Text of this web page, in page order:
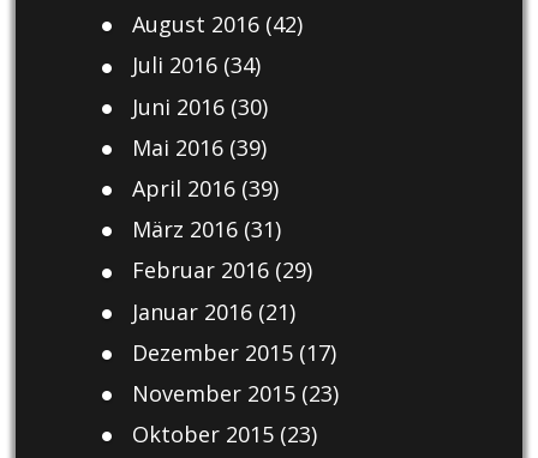
August 2016(42)
Juli 2016(34)
Juni 2016(30)
Mai 2016(39)
April 2016(39)
März 2016(31)
Februar 2016(29)
Januar 2016(21)
Dezember 2015(17)
November 2015(23)
Oktober 2015(23)